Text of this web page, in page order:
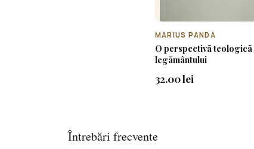
MARIUS PANDA
O perspectivă teologică
legământului
32.00 lei
Întrebări frecvente